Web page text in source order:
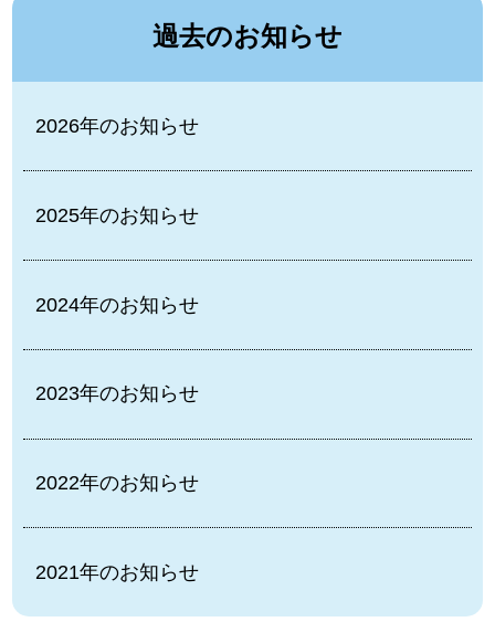
過去のお知らせ
2026年のお知らせ
2025年のお知らせ
2024年のお知らせ
2023年のお知らせ
2022年のお知らせ
2021年のお知らせ